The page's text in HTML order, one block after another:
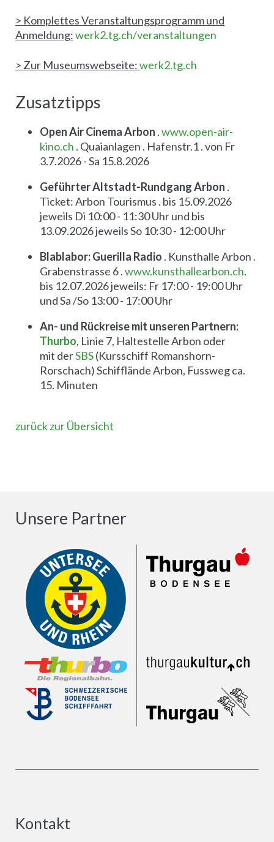
> Komplettes Veranstaltungsprogramm und
Anmeldung:werk2.tg.ch/veranstaltungen
> Zur Museumswebseite:werk2.tg.ch
Zusatztipps
Open Air Cinema Arbon .www.open-air-
kino.ch . Quaianlagen . Hafenstr.1 . von Fr
3.7.2026 - Sa 15.8.2026
Geführter Altstadt-Rundgang Arbon .
Ticket: Arbon Tourismus . bis 15.09.2026
jeweils Di 10:00 - 11:30 Uhr und bis
13.09.2026 jeweils So 10:30 - 12:00 Uhr
Blablabor: Guerilla Radio . Kunsthalle Arbon .
Grabenstrasse 6 .www.kunsthallearbon.ch.
bis 12.07.2026 jeweils: Fr 17:00 - 19:00 Uhr
und Sa /So 13:00 - 17:00 Uhr
An- und Rückreise mit unseren Partnern:
Thurbo, Linie 7, Haltestelle Arbon oder
mit derSBS(Kursschiff Romanshorn-
Rorschach) Schifflände Arbon, Fussweg ca.
15. Minuten
zurück zur Übersicht
Unsere Partner
Kontakt